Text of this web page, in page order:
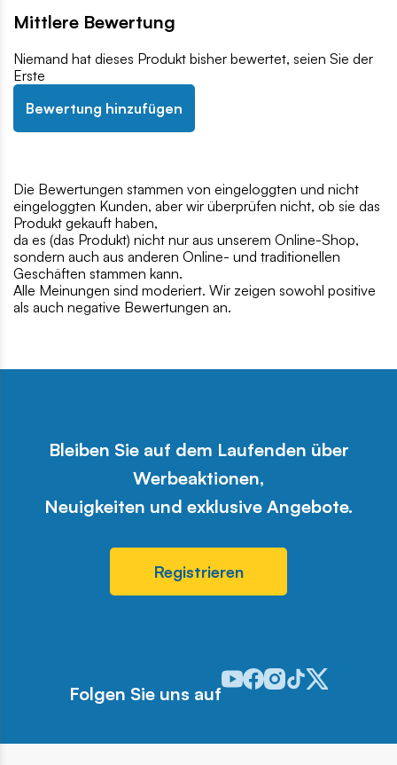
Mittlere Bewertung
Niemand hat dieses Produkt bisher bewertet, seien Sie der
Erste
Bewertung hinzufügen
Die Bewertungen stammen von eingeloggten und nicht
eingeloggten Kunden, aber wir überprüfen nicht, ob sie das
Produkt gekauft haben,
da es (das Produkt) nicht nur aus unserem Online-Shop,
sondern auch aus anderen Online- und traditionellen
Geschäften stammen kann.
Alle Meinungen sind moderiert. Wir zeigen sowohl positive
als auch negative Bewertungen an.
Bleiben Sie auf dem Laufenden über
Werbeaktionen,
Neuigkeiten und exklusive Angebote.
Registrieren
Folgen Sie uns auf
Odwiedź nasz profil w
Odwiedź nasz profil w
Odwiedź nasz profil w
Odwiedź nasz
Odwiedź nasz